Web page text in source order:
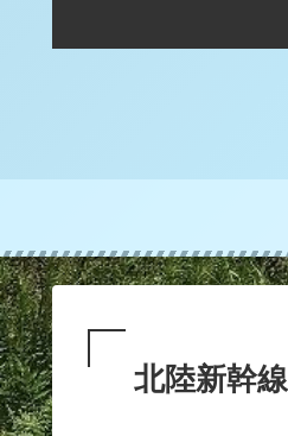
北陸新幹